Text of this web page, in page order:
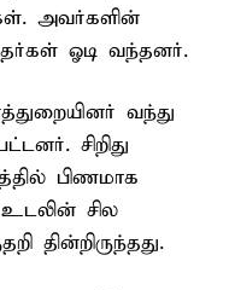
அவர்களின்
ஓடி வந்தனர்.
வந்து
சிறிது
பிணமாக
சில
தின்றிருந்தது.